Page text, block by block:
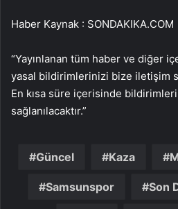
Haber Kaynak : SONDAKIKA.COM
“Yayınlanan tüm haber ve diğer
yasal bildirimlerinizi bize iletişim
En kısa süre içerisinde
sağlanılacaktır.”
Güncel Kaza
Samsunspor Son